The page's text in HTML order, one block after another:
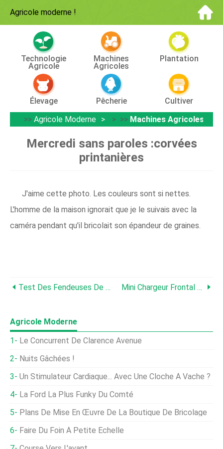
Agricole moderne !
Technologie
Agricole
Machines
Agricoles
Plantation
Élevage Pêcherie
Cultiver
>> Agricole Moderne > >> Machines Agricoles
Mercredi sans paroles :corvées
printanières
J'aime cette photo. Les couleurs sont si nettes.
L'homme de la maison ignorait que je le suivais avec la
caméra pendant qu'il bricolait son épandeur de graines.
Test Des Fendeuses De Bûches :DR Power Equipment Et Wallenstein Mini Chargeur Frontal Bricolage Pour Tracteurs De Jardin John Deere
Agricole Moderne
Le Concurrent De Clarence Avenue
Nuits Gâchées !
Un Stimulateur Cardiaque... Avec Une Cloche À Vache ?
La Ford La Plus Funky Du Comté
Plans De Mise En Œuvre De La Boutique De Bricolage
Faire Du Foin À Petite Échelle